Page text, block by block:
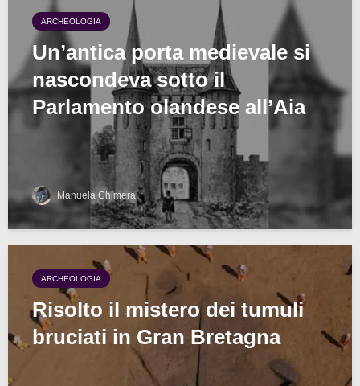
ARCHEOLOGIA
Un’antica porta medievale si
nascondeva sotto il
Parlamento olandese all’Aia
Manuela Chimera
ARCHEOLOGIA
Risolto il mistero dei tumuli
bruciati in Gran Bretagna